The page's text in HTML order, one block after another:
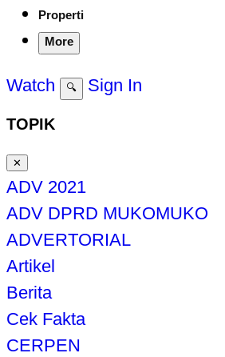
Properti
More
Watch 🔍 Sign In
TOPIK
✕
ADV 2021
ADV DPRD MUKOMUKO
ADVERTORIAL
Artikel
Berita
Cek Fakta
CERPEN